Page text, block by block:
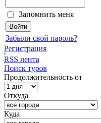
Запомнить меня
Забыли свой пароль?
Регистрация
RSS лента
Поиск туров
Продолжительность от
Откуда
Куда